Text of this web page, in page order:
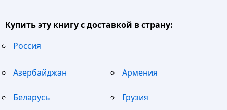
Купить эту книгу с доставкой в страну:
Россия
Азербайджан Армения
Беларусь Грузия